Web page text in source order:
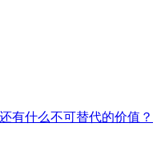
有什么不可替代的价值？